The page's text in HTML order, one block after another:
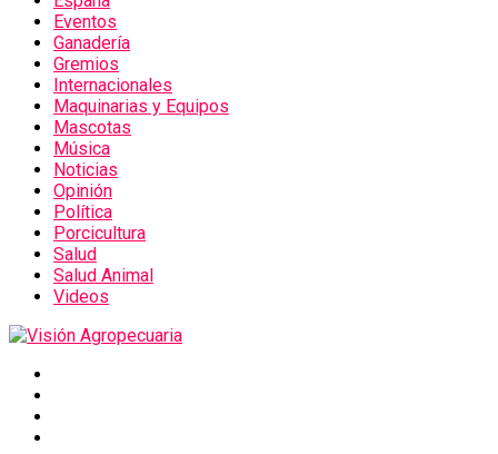
Eventos
Ganadería
Gremios
Internacionales
Maquinarias y Equipos
Mascotas
Música
Noticias
Opinión
Política
Porcicultura
Salud
Salud Animal
Videos